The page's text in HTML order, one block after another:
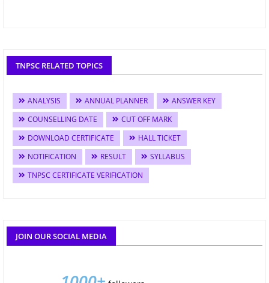
TNPSC RELATED TOPICS
ANALYSIS ANNUAL PLANNER
ANSWER KEY
COUNSELLING DATE
CUT OFF MARK
DOWNLOAD CERTIFICATE
HALL TICKET
NOTIFICATION
RESULT
SYLLABUS
TNPSC CERTIFICATE VERIFICATION
JOIN OUR SOCIAL MEDIA